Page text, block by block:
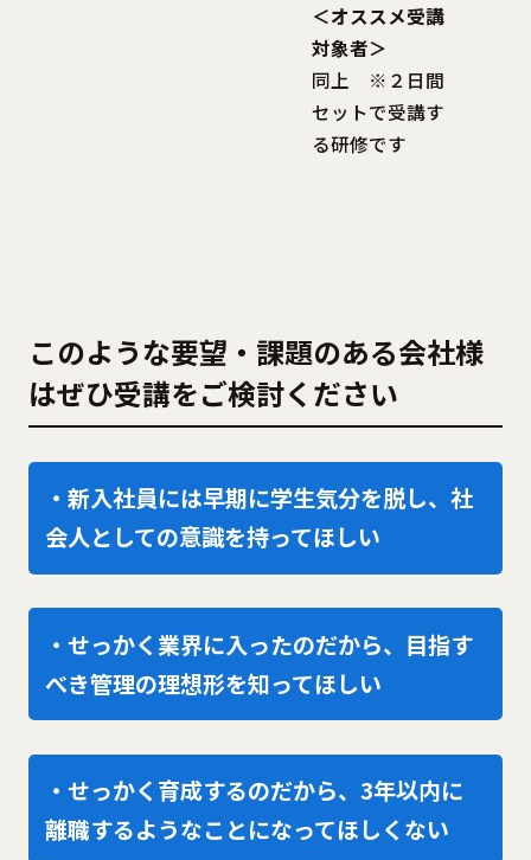
＜オススメ受講
対象者＞
同上 ※２日間
セットで受講す
る研修です
このような要望・課題のある会社様
はぜひ受講をご検討ください
・新入社員には早期に学生気分を脱し、社
会人としての意識を持ってほしい
・せっかく業界に入ったのだから、目指す
べき管理の理想形を知ってほしい
・せっかく育成するのだから、3年以内に
離職するようなことになってほしくない